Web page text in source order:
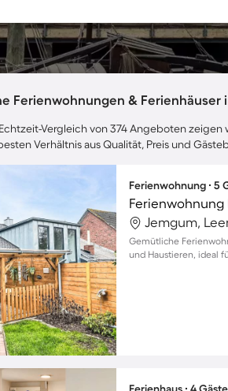
Ferienwohnungen & Ferienhäuser
Vergleich von 374 Angeboten
Verhältnis aus Qualität, Preis und
Ferienwohnung ∙ 5
Jemgum,
Gemütliche
und Haustieren, ideal